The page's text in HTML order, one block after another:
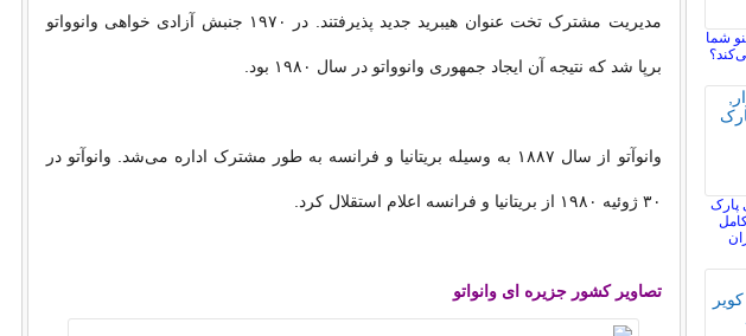
مدیریت مشترک تخت عنوان هیبرید جدید پذیرفتند. در ۱۹۷۰ جنبش آزادی خواهی وانوواتو
برپا شد که نتیجه آن ایجاد جمهوری وانوواتو در سال ۱۹۸۰ بود.
وانوآتو از سال ۱۸۸۷ به وسیله بریتانیا و فرانسه به طور مشترک اداره می‌شد. وانوآتو در
۳۰ ژوئیه ۱۹۸۰ از بریتانیا و فرانسه اعلام استقلال کرد.
تصاویر کشور جزیره ای وانواتو
شما
پارک